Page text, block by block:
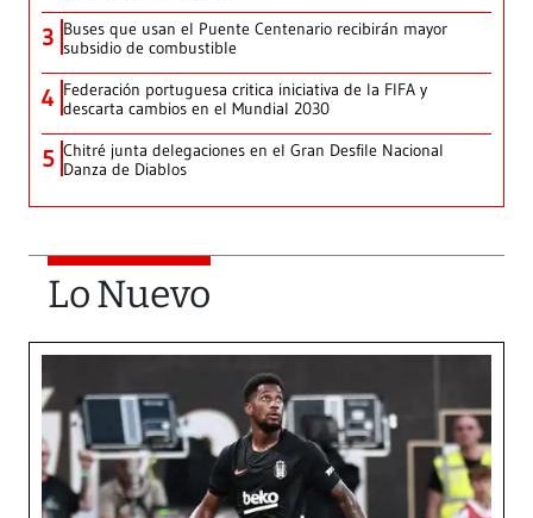
3 Buses que usan el Puente Centenario recibirán mayor
subsidio de combustible
4 Federación portuguesa critica iniciativa de la FIFA y
descarta cambios en el Mundial 2030
5 Chitré junta delegaciones en el Gran Desfile Nacional
Danza de Diablos
Lo Nuevo